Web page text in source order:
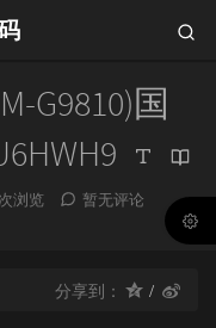
G9810)国
浏览
暂无评论
分享到：